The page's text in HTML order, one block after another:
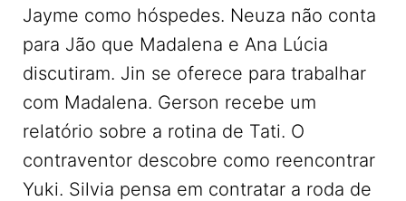
Jayme como hóspedes. Neuza não conta
para Jão que Madalena e Ana Lúcia
discutiram. Jin se oferece para trabalhar
com Madalena. Gerson recebe um
relatório sobre a rotina de Tati. O
contraventor descobre como reencontrar
Yuki. Silvia pensa em contratar a roda de